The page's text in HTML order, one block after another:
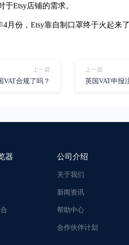
Etsy店铺的需求。
月份，Etsy靠自制 口罩终于火起来
上一篇
VAT合规了吗？
上一篇
英国VAT申报
器 公司介绍
关于我们
新闻资讯
帮助中心
合作伙伴计划